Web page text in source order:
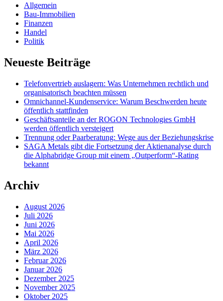
Allgemein
Bau-Immobilien
Finanzen
Handel
Politik
Neueste Beiträge
Telefonvertrieb auslagern: Was Unternehmen rechtlich und
organisatorisch beachten müssen
Omnichannel-Kundenservice: Warum Beschwerden heute
öffentlich stattfinden
Geschäftsanteile an der ROGON Technologies GmbH
werden öffentlich versteigert
Trennung oder Paarberatung: Wege aus der Beziehungskrise
SAGA Metals gibt die Fortsetzung der Aktienanalyse durch
die Alphabridge Group mit einem „Outperform“-Rating
bekannt
Archiv
August 2026
Juli 2026
Juni 2026
Mai 2026
April 2026
März 2026
Februar 2026
Januar 2026
Dezember 2025
November 2025
Oktober 2025